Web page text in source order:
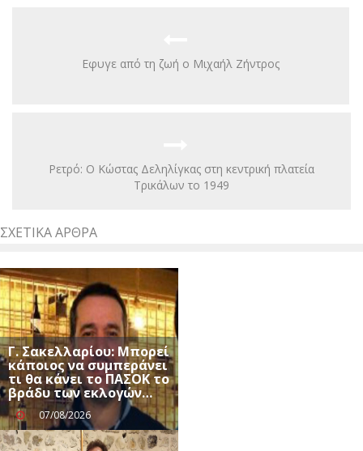
Εφυγε από τη ζωή ο Μιχαήλ Ζήντρος
Ρετρό: Ο Κώστας Δεληλίγκας στη κεντρική πλατεία
Τρικάλων το 1949
ΣΧΕΤΙΚΆ ΆΡΘΡΑ
Γ. Σακελλαρίου: Μπορεί
κάποιος να συμπεράνει
τι θα κάνει το ΠΑΣΟΚ το
βράδυ των εκλογών…
07/08/2026